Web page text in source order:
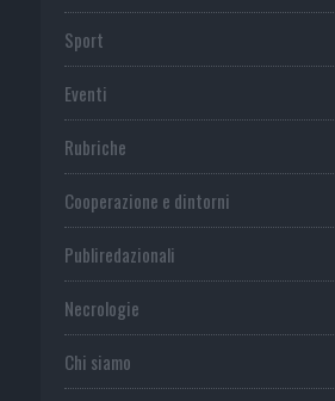
Sport
Eventi
Rubriche
Cooperazione e dintorni
Publiredazionali
Necrologie
Chi siamo